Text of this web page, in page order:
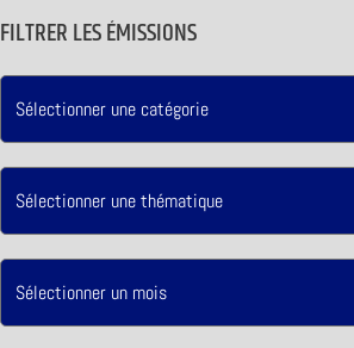
FILTRER LES ÉMISSIONS